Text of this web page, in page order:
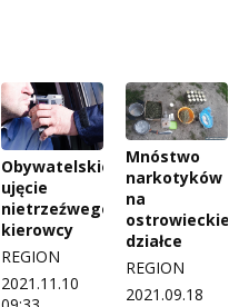
Obywatelskie
ujęcie
nietrzeźwego
kierowcy
REGION
2021.11.10
Mnóstwo
narkotyków
na
ostrowieckiej
działce
REGION
2021.09.18